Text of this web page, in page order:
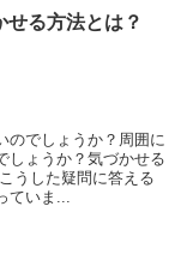
せる方法とは？
のでしょうか？周囲に
しょうか？気づかせる
うした疑問に答える
いま...